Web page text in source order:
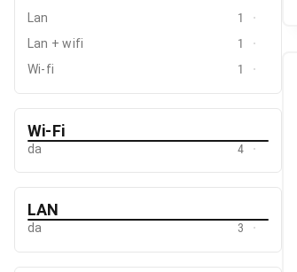
Lan
1
Lan + wifi
1
Wi-fi
1
Wi-Fi
da 4
LAN
da 3